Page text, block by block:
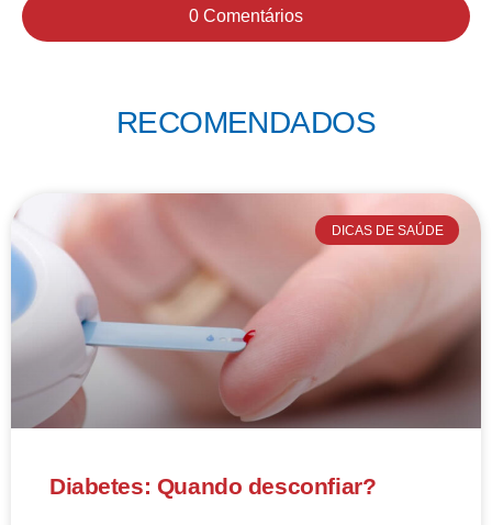
0 Comentários
RECOMENDADOS
DICAS DE SAÚDE
Diabetes: Quando desconfiar?